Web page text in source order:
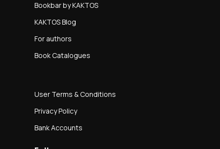
Bookbar by KAKTOS
KAKTOS Blog
For authors
Book Catalogues
User Terms & Conditions
Privacy Policy
Bank Accounts